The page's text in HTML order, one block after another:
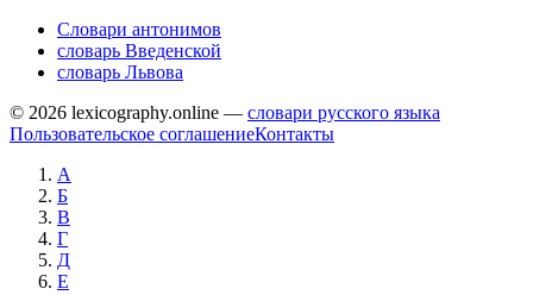
Словари антонимов
словарь Введенской
словарь Львова
© 2026 lexicography.online — словари русского языка
Пользовательское соглашениеКонтакты
А
Б
В
Г
Д
Е